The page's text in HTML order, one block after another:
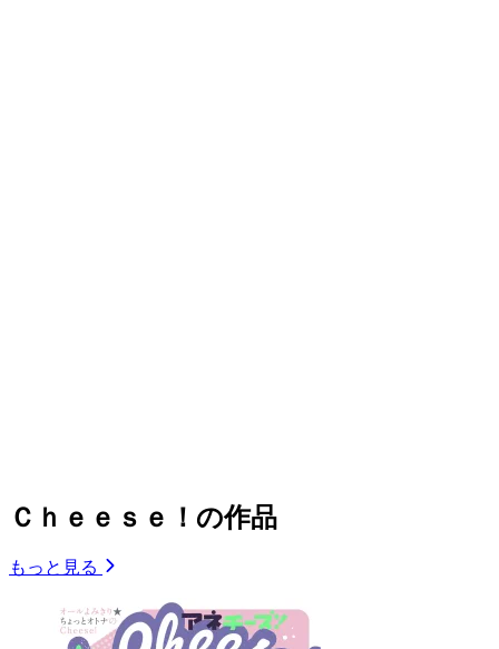
Ｃｈｅｅｓｅ！の作品
もっと見る